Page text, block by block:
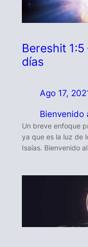
Bereshit
días
Ago 17,
Bienvenido
Un breve enfoque
ya que es la luz de
Isaías. Bienvenido